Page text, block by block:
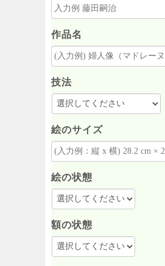
作品名
技法
絵のサイズ
絵の状態
額の状態